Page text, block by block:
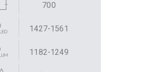
700
1427-1561
1182-1249